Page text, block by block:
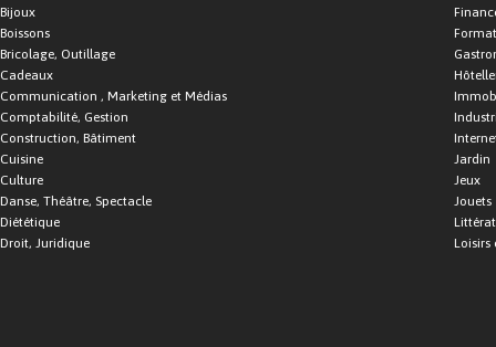
Bijoux
Boissons
Bricolage, Outillage
Cadeaux
Communication , Marketing et Médias
Comptabilité, Gestion
Construction, Bâtiment
Cuisine
Culture
Danse, Théâtre, Spectacle
Diététique
Droit, Juridique
Jardin
Jeux
Jouets
Loisirs